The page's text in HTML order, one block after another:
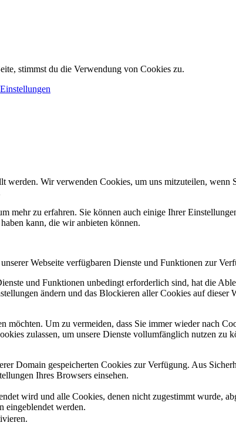
stimmst du die Verwendung von Cookies zu.
Einstellungen
Wir verwenden Cookies, um uns mitzuteilen, wenn
mehr zu erfahren. Sie können auch einige Ihrer
kann, die wir anbieten können.
Webseite verfügbaren Dienste und Funktionen zur
und Funktionen unbedingt erforderlich sind, hat die
ändern und das Blockieren aller Cookies auf
möchten. Um zu vermeiden, dass Sie immer wieder nach
zulassen, um unsere Dienste vollumfänglich nutzen zu
Domain gespeicherten Cookies zur Verfügung. Aus
Ihres Browsers einsehen.
wird und alle Cookies, denen nicht zugestimmt wurde,
eingeblendet werden.